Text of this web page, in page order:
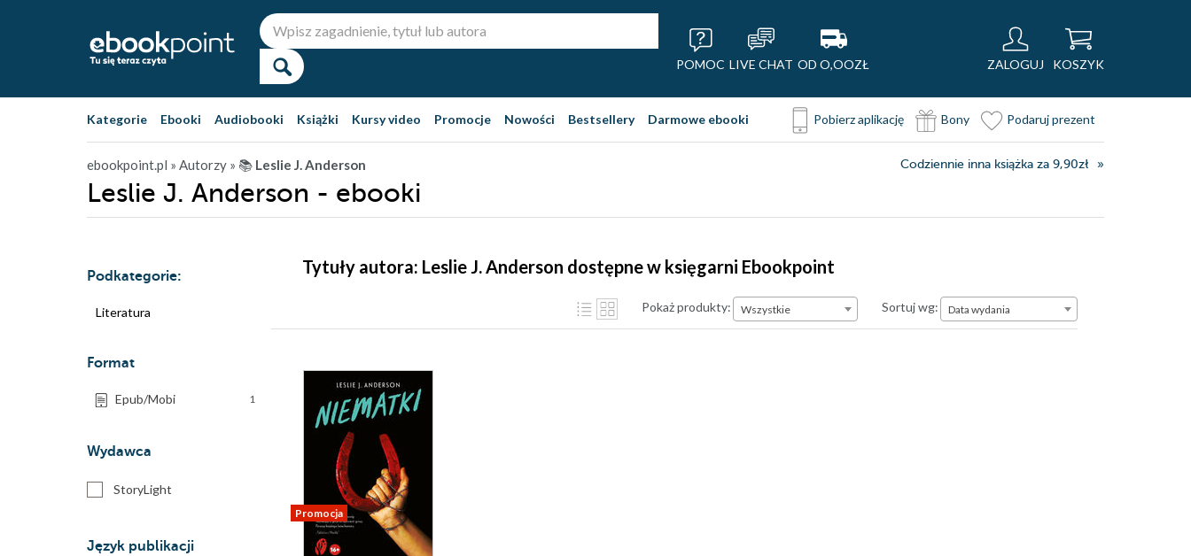
POMOC LIVE CHAT OD O,OOZŁ ZALOGUJ KOSZYK
Kategorie Ebooki Audiobooki Książki Kursy video Promocje Nowości Bestsellery Darmowe ebooki Pobierz aplikację Bony Podaruj prezent
ebookpoint.pl » Autorzy » 📚 Leslie J. Anderson Codziennie inna książka za 9,90zł
Leslie J. Anderson - ebooki
Podkategorie:
Literatura
Format
Epub/Mobi 1
Wydawca
StoryLight
Język publikacji
Tytuły autora: Leslie J. Anderson dostępne w księgarni Ebookpoint
Pokaż produkty: Wszystkie Sortuj wg:Data wydania
Data wydania
Promocja